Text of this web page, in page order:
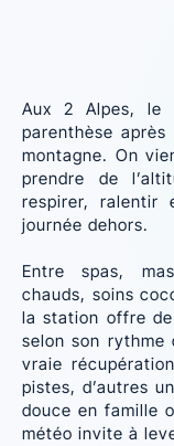
Aux 2 Alpes, le
parenthèse
montagne. On
prendre de
respirer, ralentir
journée dehors.
Entre spas,
chauds, soins
la station offre
selon son rythme
vraie
pistes, d’autres
douce en famille
météo invite à